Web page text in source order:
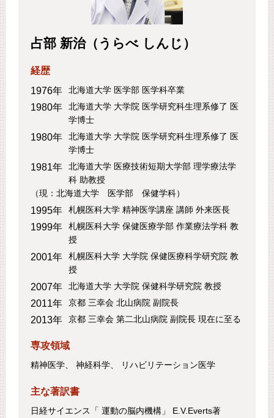
占部 新治（うらべ しんじ）
経歴
1976年
北海道大学 医学部 医学科卒業
1980年
北海道大学 大学院 医学研究科生理系修了 医
学博士
1980年
北海道大学 大学院 医学研究科生理系修了 医
学博士
1981年
北海道大学 医療技術短期大学部 理学療法学
科 助教授
（現：北海道大学 医学部 保健学科）
1995年 札幌医科大学 精神医学講座 講師 外来医長
1999年
札幌医科大学 保健医療学部 作業療法学科 教
授
2001年
札幌医科大学 大学院 保健医療科学研究院 教
授
2007年 北海道大学 大学院 保健科学研究院 教授
2011年 京都 三幸会 北山病院 副院長
2013年 京都 三幸会 第二北山病院 副院長 現在に至る
専攻領域
精神医学、 神経科学、 リハビリテーション医学
主な著訳書
日経サイエンス「 運動の脳内機構」 E.V.Everts著